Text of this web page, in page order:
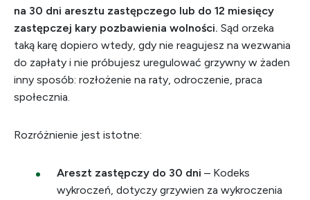
na 30 dni aresztu zastępczego lub do 12 miesięcy
zastępczej kary pozbawienia wolności. Sąd orzeka
taką karę dopiero wtedy, gdy nie reagujesz na wezwania
do zapłaty i nie próbujesz uregulować grzywny w żaden
inny sposób: rozłożenie na raty, odroczenie, praca
społecznia.
Rozróżnienie jest istotne:
Areszt zastępczy do 30 dni – Kodeks
wykroczeń, dotyczy grzywien za wykroczenia